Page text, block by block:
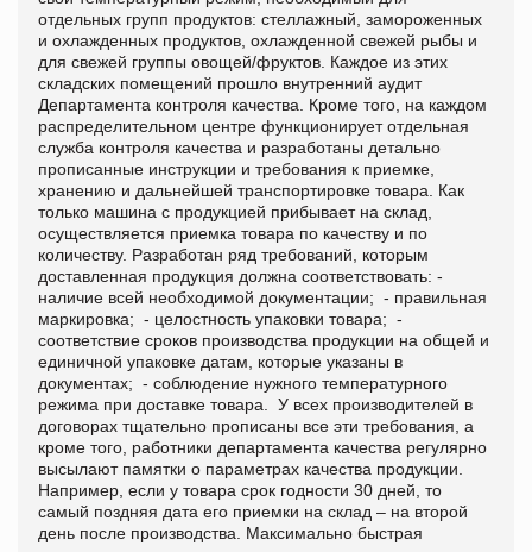
отдельных групп продуктов: стеллажный, замороженных
и охлажденных продуктов, охлажденной свежей рыбы и
для свежей группы овощей/фруктов. Каждое из этих
складских помещений прошло внутренний аудит
Департамента контроля качества. Кроме того, на каждом
распределительном центре функционирует отдельная
служба контроля качества и разработаны детально
прописанные инструкции и требования к приемке,
хранению и дальнейшей транспортировке товара. Как
только машина с продукцией прибывает на склад,
осуществляется приемка товара по качеству и по
количеству. Разработан ряд требований, которым
доставленная продукция должна соответствовать: -
наличие всей необходимой документации; - правильная
маркировка; - целостность упаковки товара; -
соответствие сроков производства продукции на общей и
единичной упаковке датам, которые указаны в
документах; - соблюдение нужного температурного
режима при доставке товара. У всех производителей в
договорах тщательно прописаны все эти требования, а
кроме того, работники департамента качества регулярно
высылают памятки о параметрах качества продукции.
Например, если у товара срок годности 30 дней, то
самый поздняя дата его приемки на склад – на второй
день после производства. Максимально быстрая